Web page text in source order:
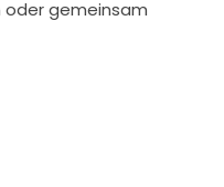
gemeinsam